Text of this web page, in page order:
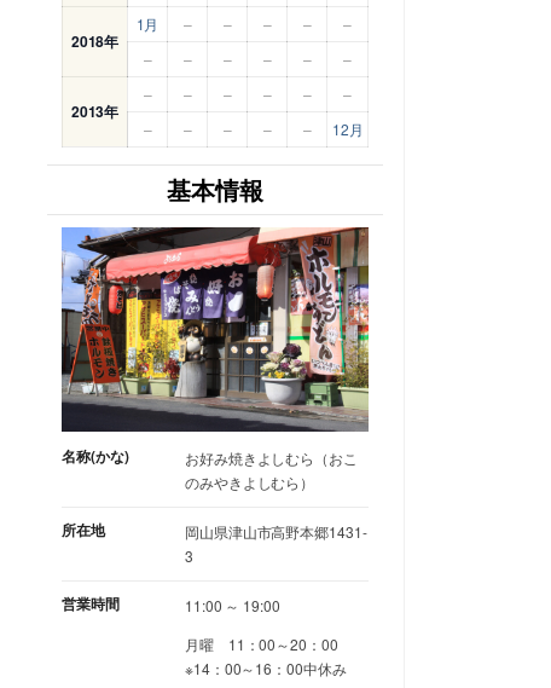
2018年
1月 – – – –
–
–
– – – – –
2013年
– – – – –
–
–
– – – – 12月
基本情報
名称(かな)
お好み焼きよしむら（おこ
のみやきよしむら）
所在地
岡山県津山市高野本郷1431-
3
営業時間
11:00 ～ 19:00
月曜 11：00～20：00
※14：00～16：00中休み